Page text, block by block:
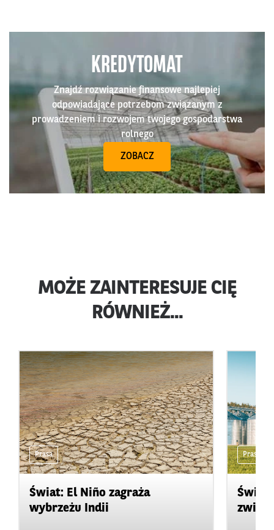
KREDYTOMAT
Znajdź rozwiązanie finansowe najlepiej
odpowiadające potrzebom związanym z
prowadzeniem i rozwojem twojego gospodarstwa
rolnego
ZOBACZ
MOŻE ZAINTERESUJE CIĘ
RÓWNIEŻ...
Prasa
Świat: El Niño zagraża
wybrzeżu Indii
Prasa